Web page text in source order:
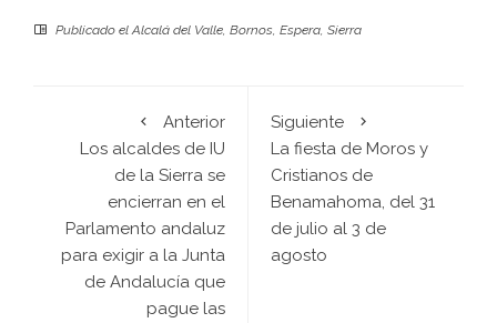
Publicado elAlcalá del Valle, Bornos, Espera, Sierra
Anterior
Los alcaldes de IU
de la Sierra se
encierran en el
Parlamento andaluz
para exigir a la Junta
de Andalucía que
pague las
Siguiente
La fiesta de Moros y
Cristianos de
Benamahoma, del 31
de julio al 3 de
agosto